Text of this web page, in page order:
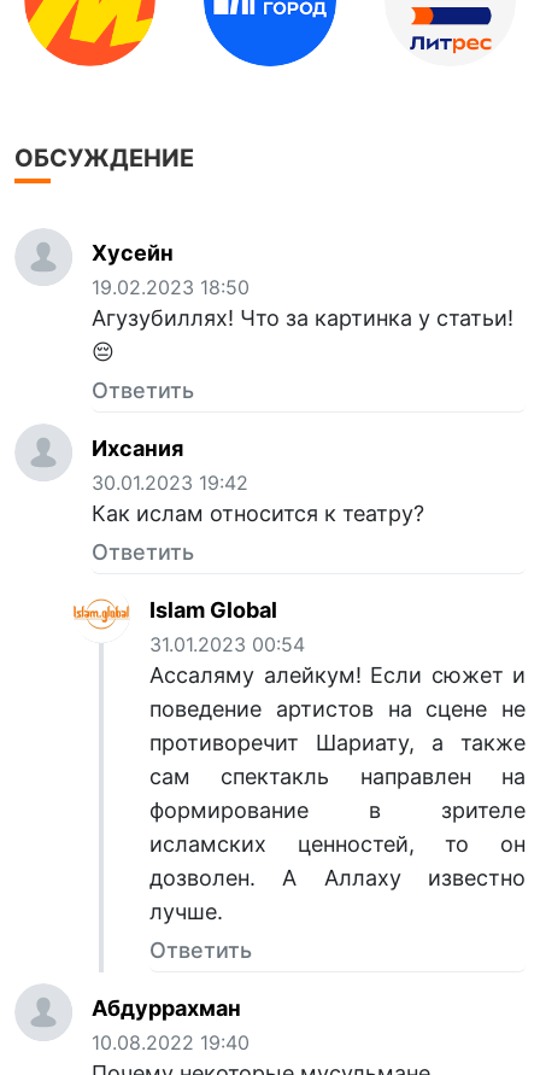
ОБСУЖДЕНИЕ
Хусейн
19.02.2023 18:50
Агузубиллях! Что за картинка у статьи!
😔
Ответить
Ихсания
30.01.2023 19:42
Как ислам относится к театру?
Ответить
Islam Global
31.01.2023 00:54
Ассаляму алейкум! Если сюжет и
поведение артистов на сцене не
противоречит Шариату, а также
сам спектакль направлен на
формирование в зрителе
исламских ценностей, то он
дозволен. А Аллаху известно
лучше.
Ответить
Абдуррахман
10.08.2022 19:40